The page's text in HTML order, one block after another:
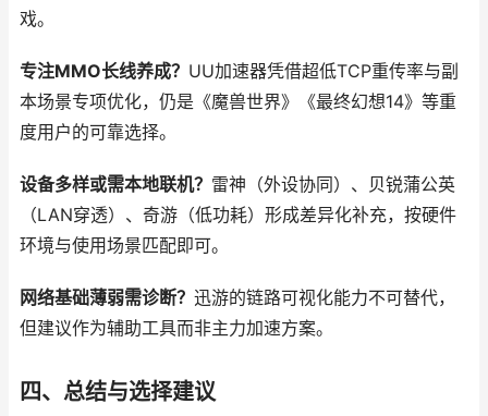
戏。
专注MMO长线养成？ UU加速器凭借超低TCP重传率与副
本场景专项优化，仍是《魔兽世界》《最终幻想14》等重
度用户的可靠选择。
设备多样或需本地联机？ 雷神（外设协同）、贝锐蒲公英
（LAN穿透）、奇游（低功耗）形成差异化补充，按硬件
环境与使用场景匹配即可。
网络基础薄弱需诊断？ 迅游的链路可视化能力不可替代，
但建议作为辅助工具而非主力加速方案。
四、总结与选择建议